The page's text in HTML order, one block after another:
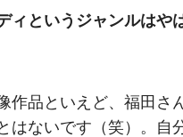
ィというジャンルはや
作品といえど、福田さ
はないです（笑）。自